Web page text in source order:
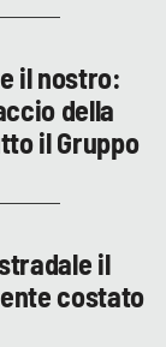
il nostro:
della
il Gruppo
il
costato